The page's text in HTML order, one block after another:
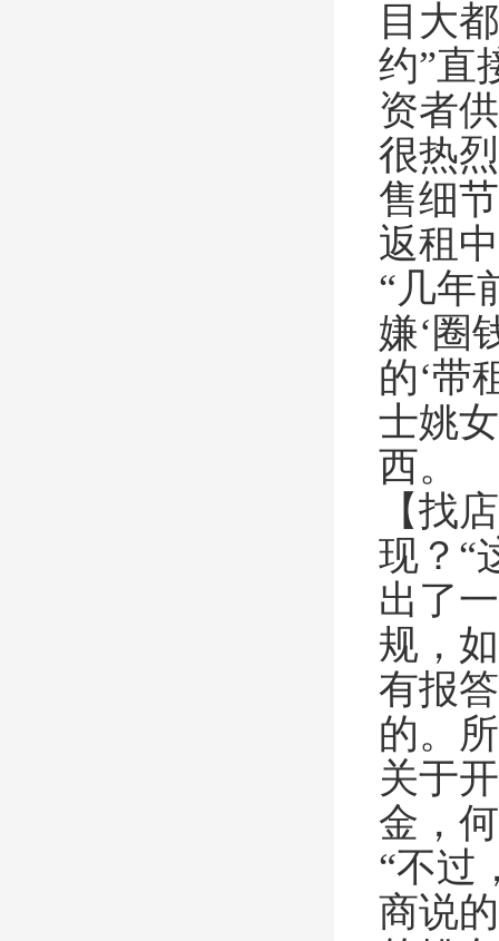
目大
约”直
资者
很热
售细
返租
“几年
嫌‘圈
的‘带
士姚
西。
【找
现？“
出了
规，
有报
的。
关于
金，
“不过
商说